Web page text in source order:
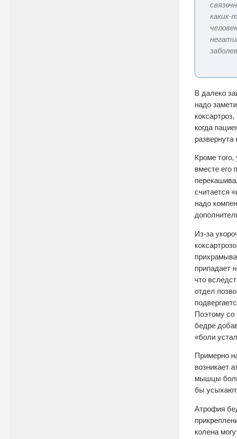
каких-
В далеко
надо
когда
развернута
Кроме
вместе его
считается
надо
Из-за
припадает
что
отдел
Поэтому со
бедре
«боли
Примерно
возникает
мышцы
бы усыхают
Атрофия
колена